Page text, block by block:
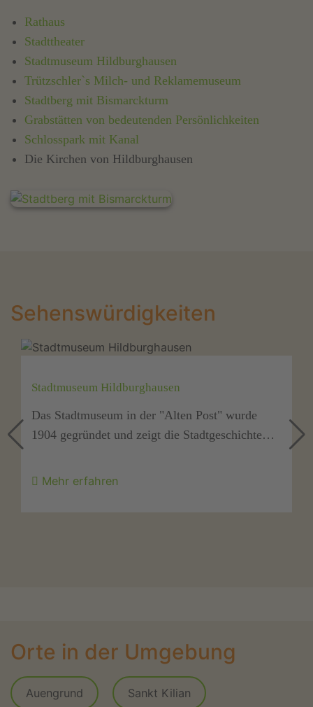
Rathaus
Stadttheater
Stadtmuseum Hildburghausen
Trützschler`s Milch- und Reklamemuseum
Stadtberg mit Bismarckturm
Grabstätten von bedeutenden Persönlichkeiten
Schlosspark mit Kanal
Die Kirchen von Hildburghausen
Sehenswürdigkeiten
Hildburghausen
in der "Alten Post" wurde
und zeigt die Stadtgeschichte…
erfahren
in
Orte in der Umgebung
Auengrund Sankt Kilian